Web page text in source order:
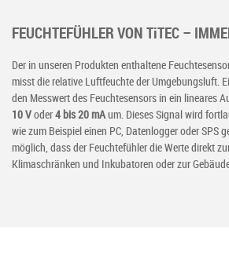
FEUCHTEFÜHLER VON TiTEC –
Der in unseren Produkten enthaltene
misst die relative Luftfeuchte der Umgebungsluft.
den Messwert des Feuchtesensors in ein lineares
10 Voder4 bis 20 mAum. Dieses Signal wird
wie zum Beispiel einen PC, Datenlogger oder SPS
möglich, dass der Feuchtefühler die Werte direkt
Klimaschränken und Inkubatoren oder zur